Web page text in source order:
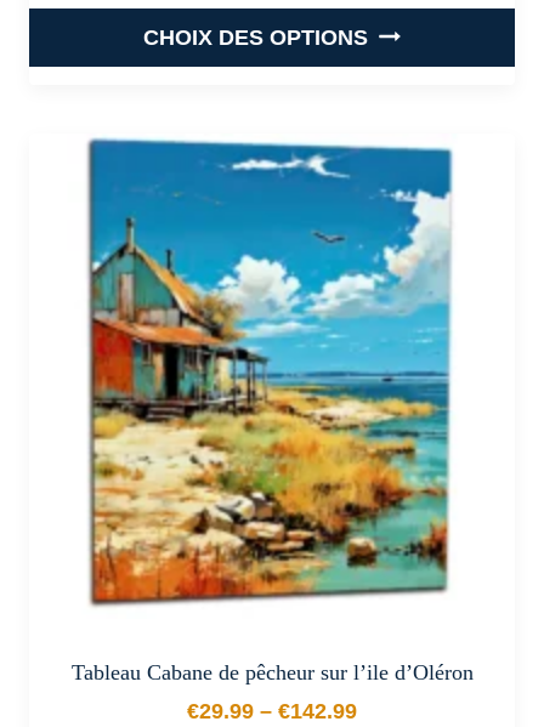
CHOIX DES OPTIONS
a
plusieurs
options
peuvent
être
choisies
sur
la
page
du
produit
Tableau Cabane de pêcheur sur l’ile d’Oléron
€29.99 – €142.99